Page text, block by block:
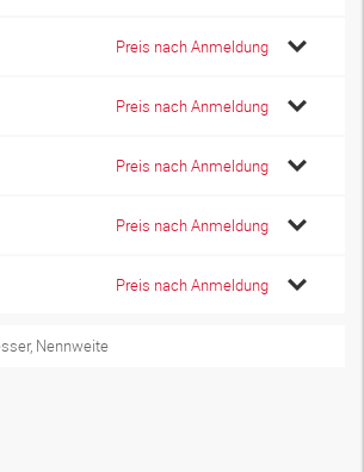
Preis nach Anmeldung
Preis nach Anmeldung
Preis nach Anmeldung
Preis nach Anmeldung
Preis nach Anmeldung
Nennweite